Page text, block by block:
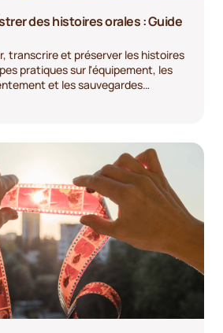
des histoires orales : Guide
transcrire et préserver les histoires
pratiques sur l'équipement, les
et les sauvegardes